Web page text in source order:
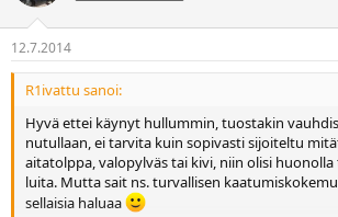
12.7.2014
R1ivattu sanoi:
Hyvä ettei käynyt hullummin, tuostakin
nutullaan, ei tarvita kuin sopivasti sijoiteltu
aitatolppa, valopylväs tai kivi, niin olisi
luita. Mutta sait ns. turvallisen
sellaisia haluaa